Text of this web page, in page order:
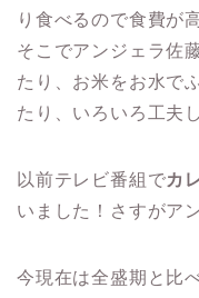
り食べるので食費が
そこでアンジェラ佐
たり、お米をお水で
たり、いろいろ工夫
以前テレビ番組でカ
いました！さすがア
今現在は全盛期と比